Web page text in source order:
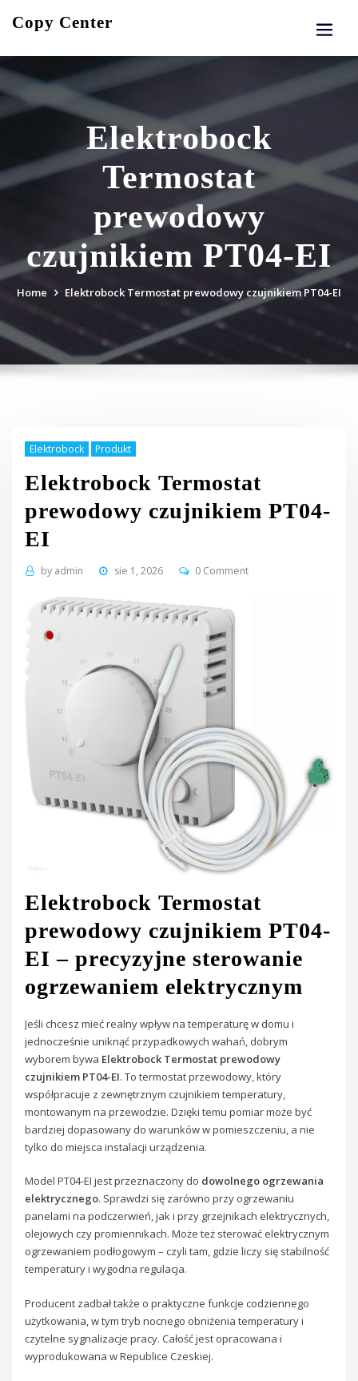
Copy Center
Elektrobock
Termostat
prewodowy
czujnikiem PT04-EI
Home Elektrobock Termostat prewodowy czujnikiem PT04-EI
Elektrobock Produkt
Elektrobock Termostat
prewodowy czujnikiem PT04-
EI
by admin sie 1, 2026 0 Comment
Elektrobock Termostat
prewodowy czujnikiem PT04-
EI – precyzyjne sterowanie
ogrzewaniem elektrycznym
Jeśli chcesz mieć realny wpływ na temperaturę w domu i
jednocześnie uniknąć przypadkowych wahań, dobrym
wyborem bywa Elektrobock Termostat prewodowy
czujnikiem PT04-EI. To termostat przewodowy, który
współpracuje z zewnętrznym czujnikiem temperatury,
montowanym na przewodzie. Dzięki temu pomiar może być
bardziej dopasowany do warunków w pomieszczeniu, a nie
tylko do miejsca instalacji urządzenia.
Model PT04-EI jest przeznaczony do dowolnego ogrzewania
elektrycznego. Sprawdzi się zarówno przy ogrzewaniu
panelami na podczerwień, jak i przy grzejnikach elektrycznych,
olejowych czy promiennikach. Może też sterować elektrycznym
ogrzewaniem podłogowym – czyli tam, gdzie liczy się stabilność
temperatury i wygodna regulacja.
Producent zadbał także o praktyczne funkcje codziennego
użytkowania, w tym tryb nocnego obniżenia temperatury i
czytelne sygnalizacje pracy. Całość jest opracowana i
wyprodukowana w Republice Czeskiej.